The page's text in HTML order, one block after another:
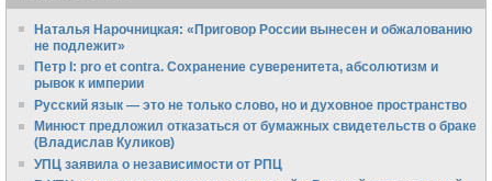
Наталья Нарочницкая: «Приговор России вынесен и обжалованию
не подлежит»
Петр I: pro et contra. Сохранение суверенитета, абсолютизм и
рывок к империи
Русский язык — это не только слово, но и духовное пространство
Минюст предложил отказаться от бумажных свидетельств о браке
(Владислав Куликов)
УПЦ заявила о независимости от РПЦ